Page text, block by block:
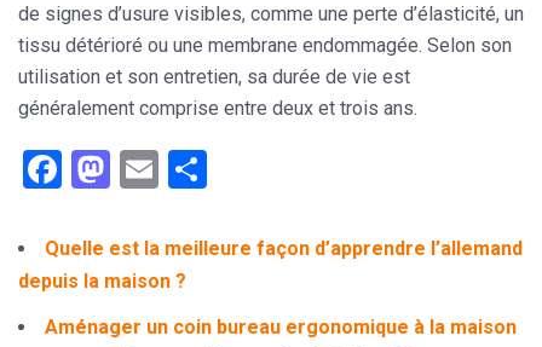
de signes d’usure visibles, comme une perte d’élasticité, un
tissu détérioré ou une membrane endommagée. Selon son
utilisation et son entretien, sa durée de vie est
généralement comprise entre deux et trois ans.
Facebook
Mastodon
Email
Quelle est la meilleure façon d’apprendre l’allemand
depuis la maison ?
Aménager un coin bureau ergonomique à la maison